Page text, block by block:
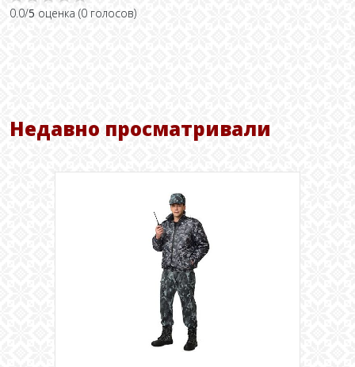
0.0/5 оценка (0 голосов)
Недавно просматривали